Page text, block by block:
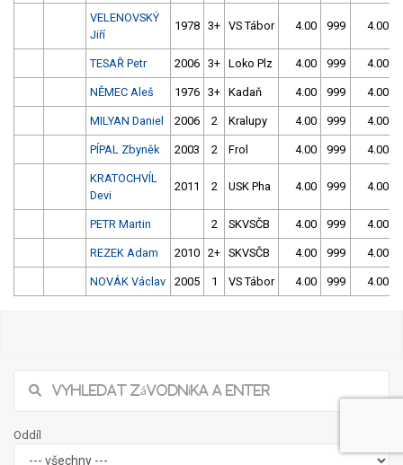
VELENOVSKÝ
Jiří
1978 3+ VS Tábor 4.00 999 4.00
TESAŘ Petr 2006 3+ Loko Plz 4.00 999 4.00
NĚMEC Aleš 1976 3+ Kadaň 4.00 999 4.00
MILYAN Daniel 2006 2 Kralupy 4.00 999 4.00
PÍPAL Zbyněk 2003 2 Frol 4.00 999 4.00
KRATOCHVÍL
Devi
2011 2 USK Pha 4.00 999 4.00
PETR Martin 2 SKVSČB 4.00 999 4.00
REZEK Adam 2010 2+ SKVSČB 4.00 999 4.00
NOVÁK Václav 2005 1 VS Tábor 4.00 999 4.00
sobota
Našli jste chybu ve výsledcích? Popište ji, zkusíme jí napravit.
Popis chyby (max. 255 znaků):